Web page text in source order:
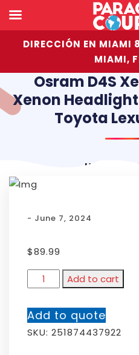
DIRECCIÓN EN
MIAMI,
Osram D4S
Xenon
Toyota
HOME
- June 7, 2024
$89.99
Add to cart
Add to quote
SKU: 251874437922